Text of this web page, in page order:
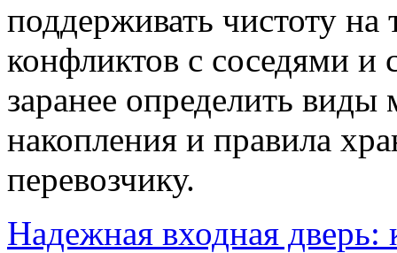
поддерживать чистоту на
конфликтов с соседями
заранее определить
накопления и правила
перевозчику.
Надежная входная дверь: